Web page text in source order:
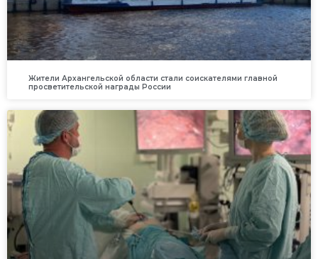
Жители Архангельской области стали соискателями главной
просветительской награды России